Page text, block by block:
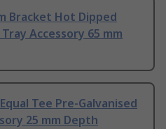
Bracket Hot Dipped
Accessory 65 mm
Tee Pre-Galvanised
25 mm Depth